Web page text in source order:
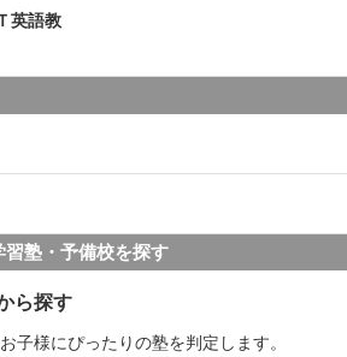
英語教
塾・予備校を探す
ら探す
子様にぴったりの塾を判定します。